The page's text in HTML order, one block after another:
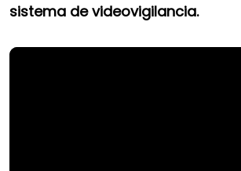
sistema de videovigilancia.